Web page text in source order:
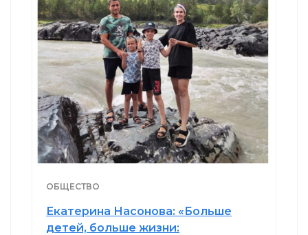
ОБЩЕСТВО
Екатерина Насонова: «Больше
детей, больше жизни: